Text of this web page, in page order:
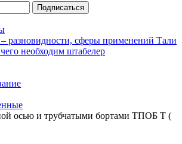
Подписаться
– разновидности, сферы применений Тали
необходим штабелер
осью и трубчатыми бортами ТПОБ Т (